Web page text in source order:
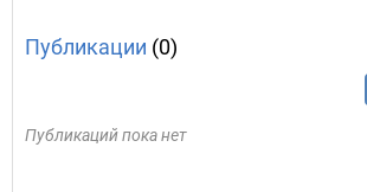
Публикации (0)
Публикаций пока нет